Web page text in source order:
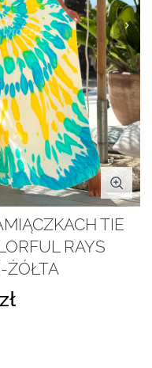
TIE
RAYS
ŻÓŁTA